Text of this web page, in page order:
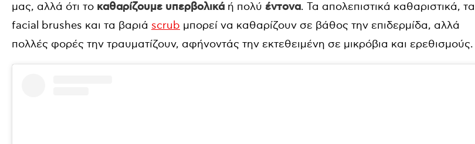
μας, αλλά ότι το καθαρίζουμε υπερβολικά ή πολύ έντονα. Τα απολεπιστικά καθαριστικά, τα
facial brushes και τα βαριά scrub μπορεί να καθαρίζουν σε βάθος την επιδερμίδα, αλλά
πολλές φορές την τραυματίζουν, αφήνοντάς την εκτεθειμένη σε μικρόβια και ερεθισμούς.